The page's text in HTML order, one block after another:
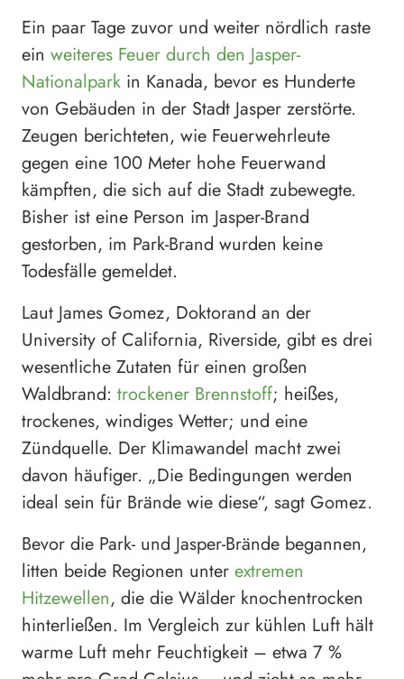
Ein paar Tage zuvor und weiter nördlich raste
ein weiteres Feuer durch den Jasper-
Nationalpark in Kanada, bevor es Hunderte
von Gebäuden in der Stadt Jasper zerstörte.
Zeugen berichteten, wie Feuerwehrleute
gegen eine 100 Meter hohe Feuerwand
kämpften, die sich auf die Stadt zubewegte.
Bisher ist eine Person im Jasper-Brand
gestorben, im Park-Brand wurden keine
Todesfälle gemeldet.
Laut James Gomez, Doktorand an der
University of California, Riverside, gibt es drei
wesentliche Zutaten für einen großen
Waldbrand: trockener Brennstoff; heißes,
trockenes, windiges Wetter; und eine
Zündquelle. Der Klimawandel macht zwei
davon häufiger. „Die Bedingungen werden
ideal sein für Brände wie diese“, sagt Gomez.
Bevor die Park- und Jasper-Brände begannen,
litten beide Regionen unter extremen
Hitzewellen, die die Wälder knochentrocken
hinterließen. Im Vergleich zur kühlen Luft hält
warme Luft mehr Feuchtigkeit – etwa 7 %